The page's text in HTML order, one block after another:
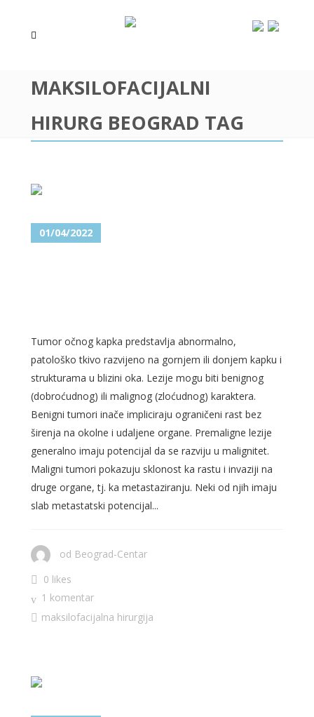
MAKSILOFACIJALNI
HIRURG BEOGRAD TAG
01/04/2022
Tumor očnog kapka predstavlja abnormalno,
patološko tkivo razvijeno na gornjem ili donjem kapku i
strukturama u blizini oka. Lezije mogu biti benignog
(dobroćudnog) ili malignog (zloćudnog) karaktera.
Benigni tumori inače impliciraju ograničeni rast bez
širenja na okolne i udaljene organe. Premaligne lezije
generalno imaju potencijal da se razviju u malignitet.
Maligni tumori pokazuju sklonost ka rastu i invaziji na
druge organe, tj. ka metastaziranju. Neki od njih imaju
slab metastatski potencijal...
od Beograd-Centar
0 likes
1 komentar
maksilofacijalna hirurgija